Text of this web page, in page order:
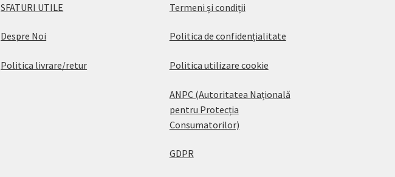
SFATURI UTILE
Despre Noi
Politica livrare/retur
Termeni și condiții
Politica de confidențialitate
Politica utilizare cookie
ANPC (Autoritatea Națională
pentru Protecția
Consumatorilor)
GDPR